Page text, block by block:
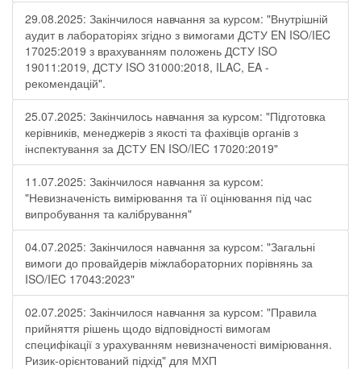
29.08.2025: Закінчилося навчання за курсом: "Внутрішній
аудит в лабораторіях згідно з вимогами ДСТУ EN ISO/IEC
17025:2019 з врахуванням положень ДСТУ ISO
19011:2019, ДСТУ ISO 31000:2018, ILAC, EA -
рекомендацій".
25.07.2025: Закінчилось навчання за курсом: "Підготовка
керівників, менеджерів з якості та фахівців органів з
інспектування за ДСТУ EN ISO/IEC 17020:2019"
11.07.2025: Закінчилося навчання за курсом:
"Невизначеність вимірювання та її оцінювання під час
випробування та калібрування"
04.07.2025: Закінчилося навчання за курсом: "Загальні
вимоги до провайдерів міжлабораторних порівнянь за
ISO/IEC 17043:2023"
02.07.2025: Закінчилося навчання за курсом: "Правила
прийняття рішень щодо відповідності вимогам
специфікації з урахуванням невизначеності вимірювання.
Ризик-орієнтований підхід" для МХП